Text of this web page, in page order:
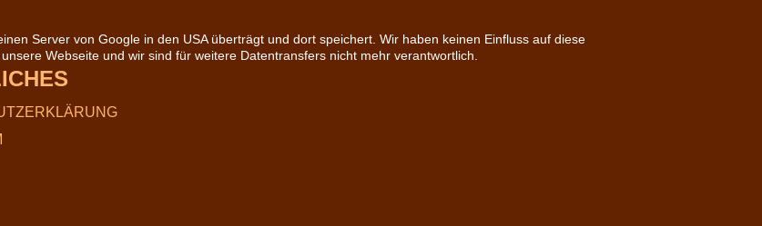
Server von Google in den USA überträgt und dort speichert. Wir haben keinen Einfluss auf diese
Webseite und wir sind für weitere Datentransfers nicht mehr verantwortlich.